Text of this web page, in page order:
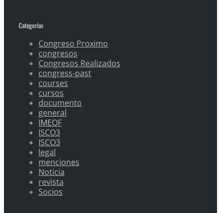
Categorías
Congreso Proximo
congresos
Congresos Realizados
congress-past
courses
cursos
documento
general
IMEOF
ISCO3
ISCO3
legal
menciones
Noticia
revista
Socios